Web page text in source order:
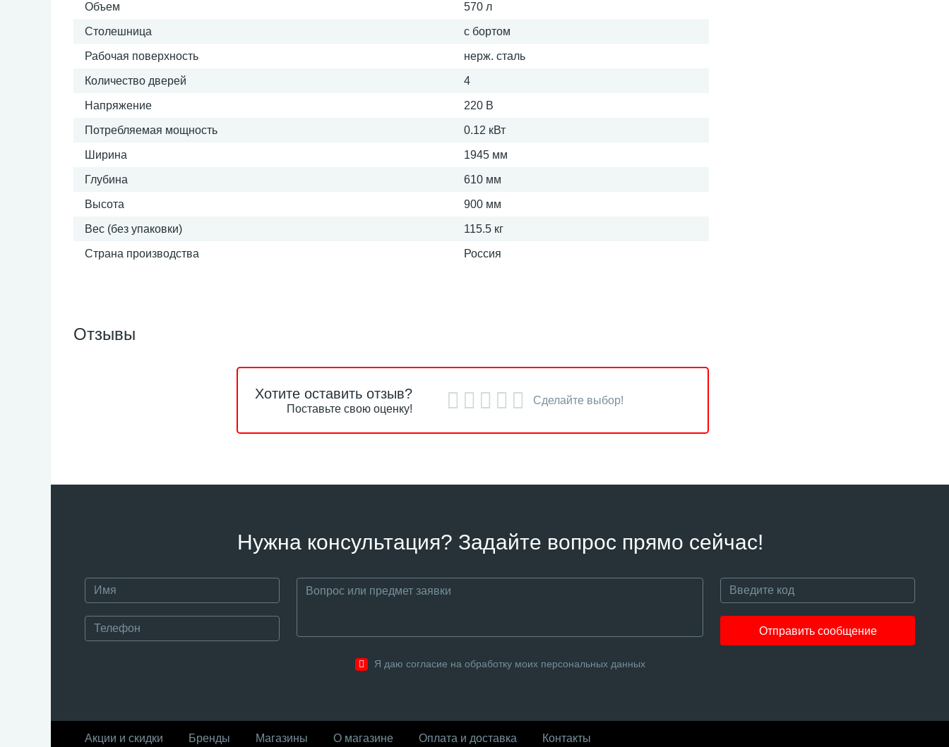
Объем 570 л
Столешница с бортом
Рабочая поверхность нерж. сталь
Количество дверей 4
Напряжение 220 В
Потребляемая мощность 0.12 кВт
Ширина 1945 мм
Глубина 610 мм
Высота 900 мм
Вес (без упаковки) 115.5 кг
Страна производства Россия
Отзывы
Хотите оставить отзыв?
Поставьте свою оценку!
Сделайте выбор!
Нужна консультация? Задайте вопрос прямо сейчас!
Отправить сообщение
Я даю согласие на обработку моих персональных данных
Акции и скидки Бренды Магазины О магазине Оплата и доставка Контакты